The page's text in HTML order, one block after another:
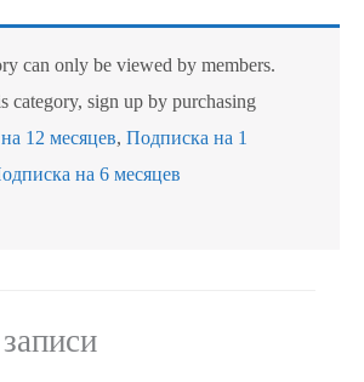
can only be viewed by members.
category, sign up by purchasing
12 месяцев,Подписка на 1
на 6 месяцев